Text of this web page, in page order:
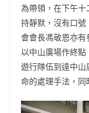
為帶領，在下午
持靜默，沒有口
會會長馮敬恩亦
以中山廣場作終點
遊行隊伍到達中
命的處理手法，同